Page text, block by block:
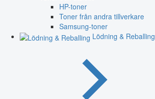
HP-toner
Toner från andra tillverkare
Samsung-toner
Lödning & Reballing